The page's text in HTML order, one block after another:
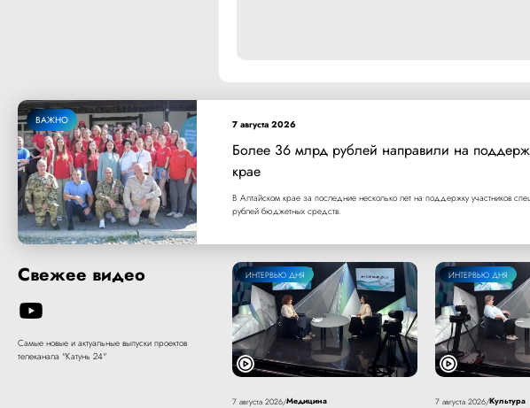
ВАЖНО 7 августа 2026
Более 36 млрд рублей направили на
крае
В Алтайском крае за последние несколько лет на поддержку участников
рублей бюджетных средств.
Свежее видео
Самые новые и актуальные выпуски проектов
телеканала "Катунь 24"
ИНТЕРВЬЮ ДНЯ
7 августа 2026/Медицина
ИНТЕРВЬЮ ДНЯ
7 августа 2026/Культура